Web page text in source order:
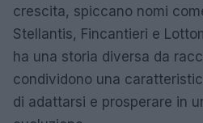
crescita, spiccano nomi
Stellantis, Fincantieri e
ha una storia diversa da
condividono una
di adattarsi e prosperare in